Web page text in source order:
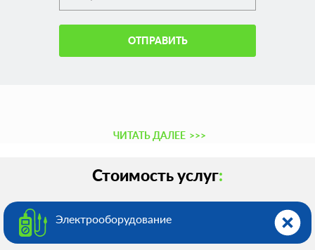
ОТПРАВИТЬ
ЧИТАТЬ ДАЛЕЕ >>>
Стоимость услуг:
Электрооборудованиe